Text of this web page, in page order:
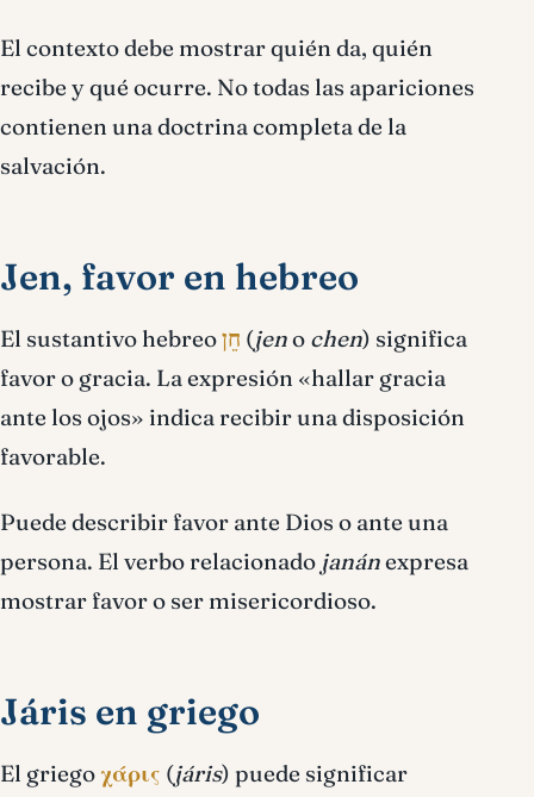
El contexto debe mostrar quién da, quién
recibe y qué ocurre. No todas las apariciones
contienen una doctrina completa de la
salvación.
Jen, favor en hebreo
El sustantivo hebreoחֵן (jeno chen) significa
favor o gracia. La expresión «hallar gracia
ante los ojos» indica recibir una disposición
favorable.
Puede describir favor ante Dios o ante una
persona. El verbo relacionado janánexpresa
mostrar favor o ser misericordioso.
Járis en griego
El griego χάρις (járis) puede significar